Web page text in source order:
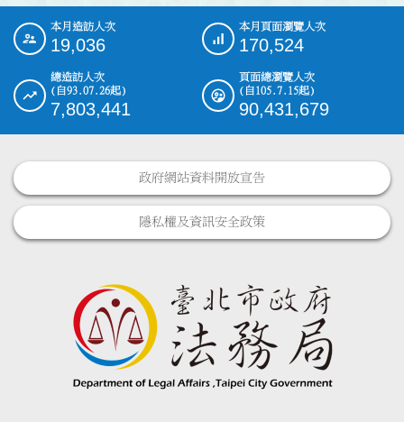
::: 本月造訪人次
19,036
本月頁面瀏覽人次
170,524
總造訪人次
(自93.07.26起)
7,803,441
頁面總瀏覽人次
(自105.7.15起)
90,431,679
政府網站資料開放宣告
隱私權及資訊安全政策